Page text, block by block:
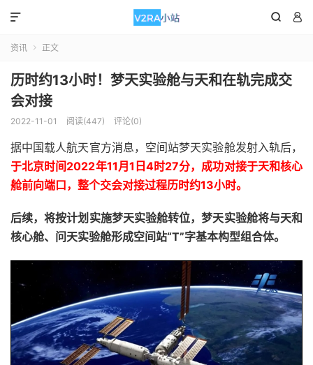
 

资讯  正文
历时约13小时！梦天实验舱与天和在轨完成交
会对接
2022-11-01 阅读(447) 评论(0)
据中国载人航天官方消息，空间站梦天实验舱发射入轨后，
于北京时间2022年11月1日4时27分，成功对接于天和核心
舱前向端口，整个交会对接过程历时约13小时。
后续，将按计划实施梦天实验舱转位，梦天实验舱将与天和
核心舱、问天实验舱形成空间站“T”字基本构型组合体。